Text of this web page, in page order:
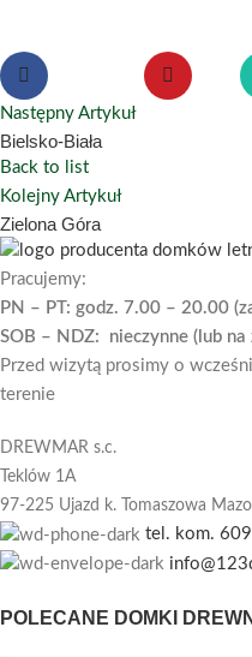
Następny Artykuł
Bielsko-Biała
Back to list
Kolejny Artykuł
Zielona Góra
Pracujemy:
PN – PT: godz. 7.00 – 20.00
SOB – NDZ: nieczynne (lub na
Przed wizytą prosimy o
terenie
DREWMAR s.c.
Teklów 1A
97-225 Ujazd k. Tomaszowa
tel. kom.
POLECANE DOMKI